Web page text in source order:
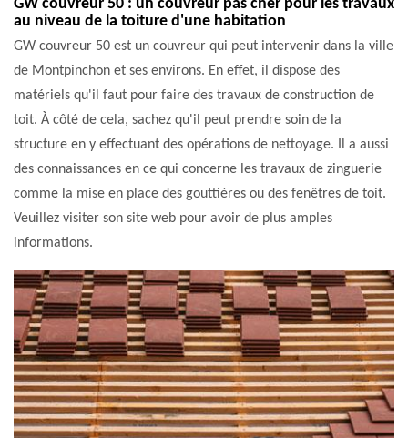
GW couvreur 50 : un couvreur pas cher pour les travaux
au niveau de la toiture d'une habitation
GW couvreur 50 est un couvreur qui peut intervenir dans la ville
de Montpinchon et ses environs. En effet, il dispose des
matériels qu'il faut pour faire des travaux de construction de
toit. À côté de cela, sachez qu'il peut prendre soin de la
structure en y effectuant des opérations de nettoyage. Il a aussi
des connaissances en ce qui concerne les travaux de zinguerie
comme la mise en place des gouttières ou des fenêtres de toit.
Veuillez visiter son site web pour avoir de plus amples
informations.